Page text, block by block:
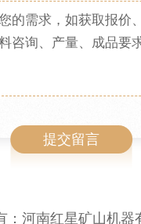
：河南红星矿山机器